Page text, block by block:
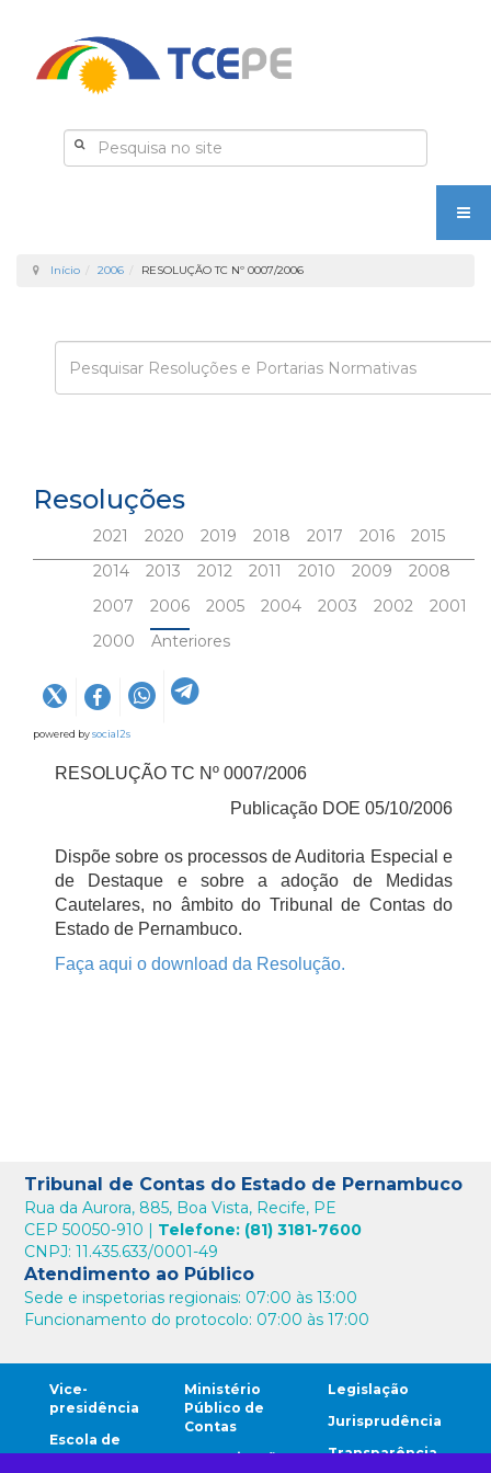
Início 2006 RESOLUÇÃO TC Nº 0007/2006
Resoluções
2021 2020 2019 2018 2017 2016
2015
2014
2013 2012 2011 2010 2009
2008
2007
2006 2005 2004 2003 2002
2001
2000
Anteriores
powered bysocial2s
RESOLUÇÃO TC Nº 0007/2006
Publicação DOE 05/10/2006
Dispõe sobre os processos de Auditoria Especial e
de Destaque e sobre a adoção de Medidas
Cautelares, no âmbito do Tribunal de Contas do
Estado de Pernambuco.
Faça aqui o download da Resolução.
Tribunal de Contas do Estado de Pernambuco
Rua da Aurora, 885, Boa Vista, Recife, PE
CEP 50050-910 | Telefone: (81) 3181-7600
CNPJ: 11.435.633/0001-49
Atendimento ao Público
Sede e inspetorias regionais: 07:00 às 13:00
Funcionamento do protocolo: 07:00 às 17:00
Vice-
presidência
Escola de
Contas
Ministério
Público de
Contas
Comunicação
Legislação
Jurisprudência
Transparência